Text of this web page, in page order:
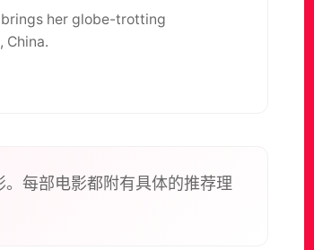
brings her globe-trotting
China.
每部电影都附有具体的推荐理